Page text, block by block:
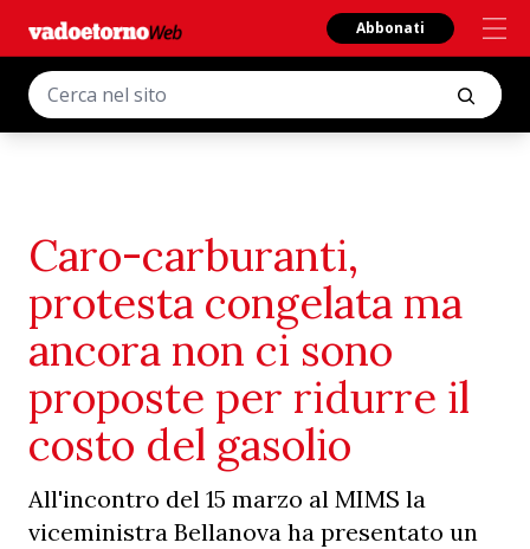
Abbonati
Caro-carburanti,
protesta congelata ma
ancora non ci sono
proposte per ridurre il
costo del gasolio
All'incontro del 15 marzo al MIMS la
viceministra Bellanova ha presentato un